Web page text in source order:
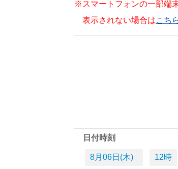
※スマートフォンの一部端
表示されない場合はこち